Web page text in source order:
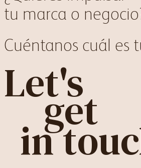
tu marca o
Cuéntanos cuál es
Let's
get
in